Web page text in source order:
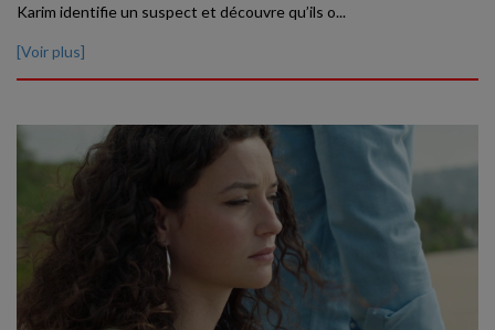
Karim identifie un suspect et découvre qu’ils o...
[Voir plus]